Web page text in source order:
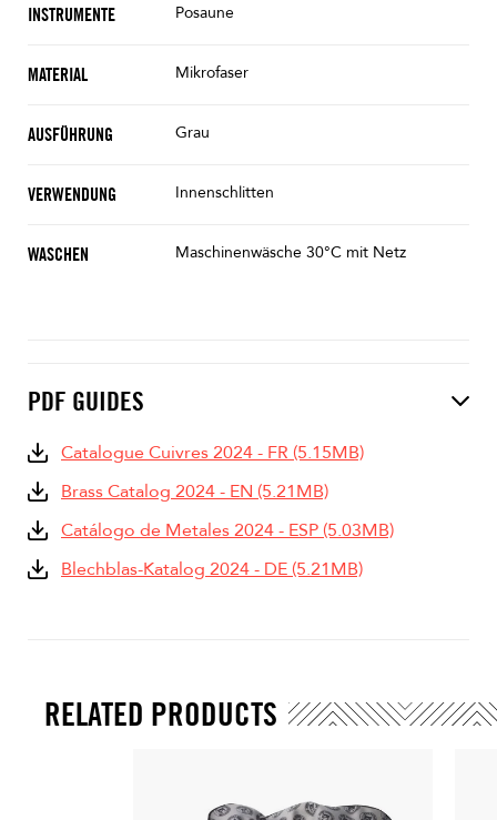
INSTRUMENTE Posaune
MATERIAL Mikrofaser
AUSFÜHRUNG Grau
VERWENDUNG Innenschlitten
WASCHEN Maschinenwäsche 30°C mit Netz
PDF GUIDES
Catalogue Cuivres 2024 - FR (5.15MB)
Brass Catalog 2024 - EN (5.21MB)
Catálogo de Metales 2024 - ESP (5.03MB)
Blechblas-Katalog 2024 - DE (5.21MB)
RELATED PRODUCTS